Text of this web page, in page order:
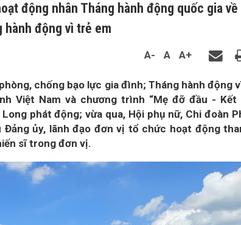
động nhân Tháng hành động quốc gia về
động vì trẻ em
A- A A+
chống bạo lực gia đình; Tháng hành động
Việt Nam và chương trình “Mẹ đỡ đầu - Kết
phát động; vừa qua, Hội phụ nữ, Chi đoàn
ủy, lãnh đạo đơn vị tổ chức hoạt động
sĩ trong đơn vị.